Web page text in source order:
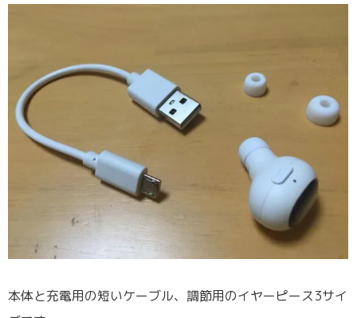
本体と充電用の短いケーブル、調節用のイヤーピース3サイ